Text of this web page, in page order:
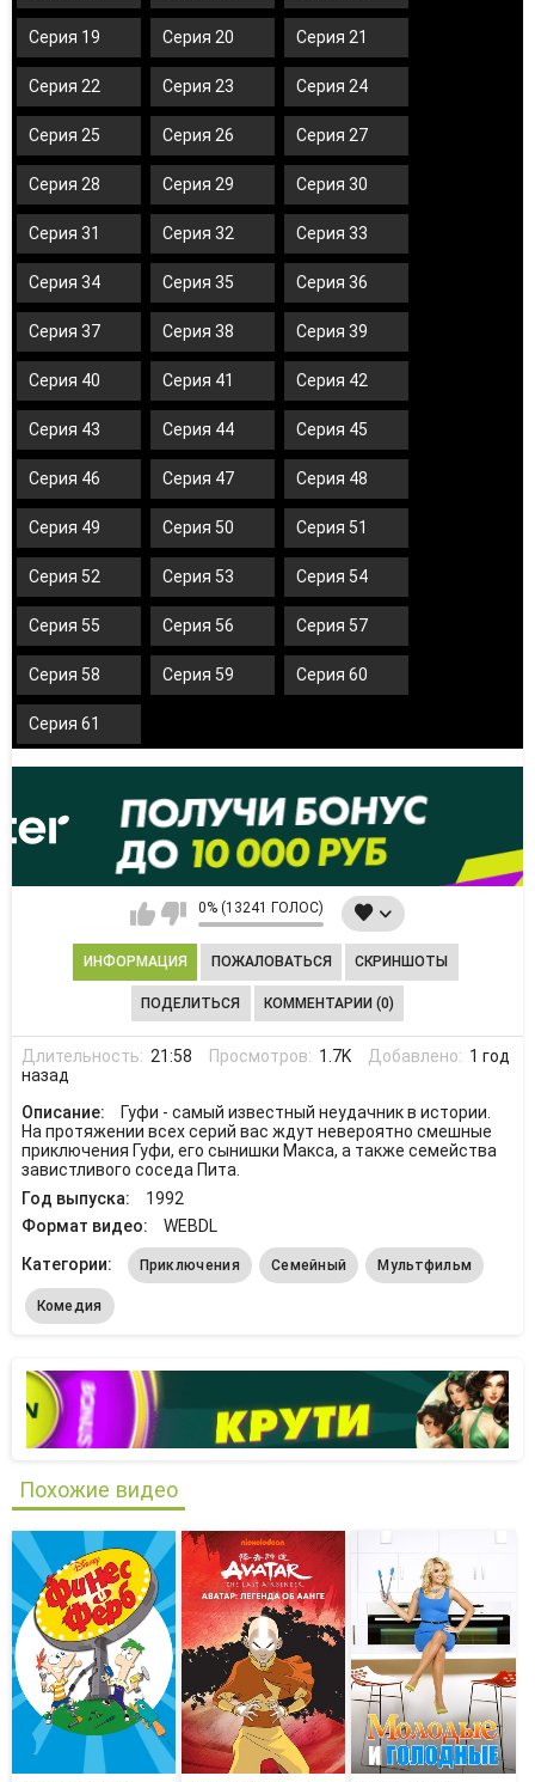
Серия 19 Серия 20 Серия 21
Серия 22 Серия 23 Серия 24
Серия 25 Серия 26 Серия 27
Серия 28 Серия 29 Серия 30
Серия 31 Серия 32 Серия 33
Серия 34 Серия 35 Серия 36
Серия 37 Серия 38 Серия 39
Серия 40 Серия 41 Серия 42
Серия 43 Серия 44 Серия 45
Серия 46 Серия 47 Серия 48
Серия 49 Серия 50 Серия 51
Серия 52 Серия 53 Серия 54
Серия 55 Серия 56 Серия 57
Серия 58 Серия 59 Серия 60
Серия 61
0% (13241 ГОЛОС)
ИНФОРМАЦИЯ ПОЖАЛОВАТЬСЯ СКРИНШОТЫ
ПОДЕЛИТЬСЯ КОММЕНТАРИИ (0)
Длительность: 21:58 Просмотров: 1.7K Добавлено: 1 год
назад
Описание:
Гуфи - самый известный неудачник в истории.
На протяжении всех серий вас ждут невероятно смешные
приключения Гуфи, его сынишки Макса, а также семейства
завистливого соседа Пита.
Год выпуска:
1992
Формат видео:
WEBDL
Категории:
Приключения Семейный Мультфильм
Комедия
Похожие видео